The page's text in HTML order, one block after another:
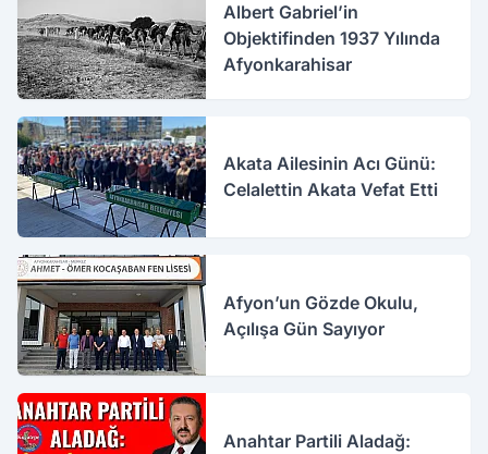
Albert Gabriel’in
Objektifinden 1937 Yılında
Afyonkarahisar
Akata Ailesinin Acı Günü:
Celalettin Akata Vefat Etti
Afyon’un Gözde Okulu,
Açılışa Gün Sayıyor
Anahtar Partili Aladağ: